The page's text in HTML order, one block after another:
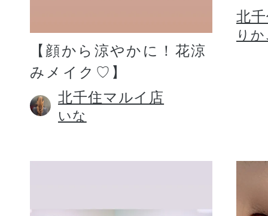
【顔から涼やかに！花涼
みメイク♡】
北千住マルイ店
いな
北
り